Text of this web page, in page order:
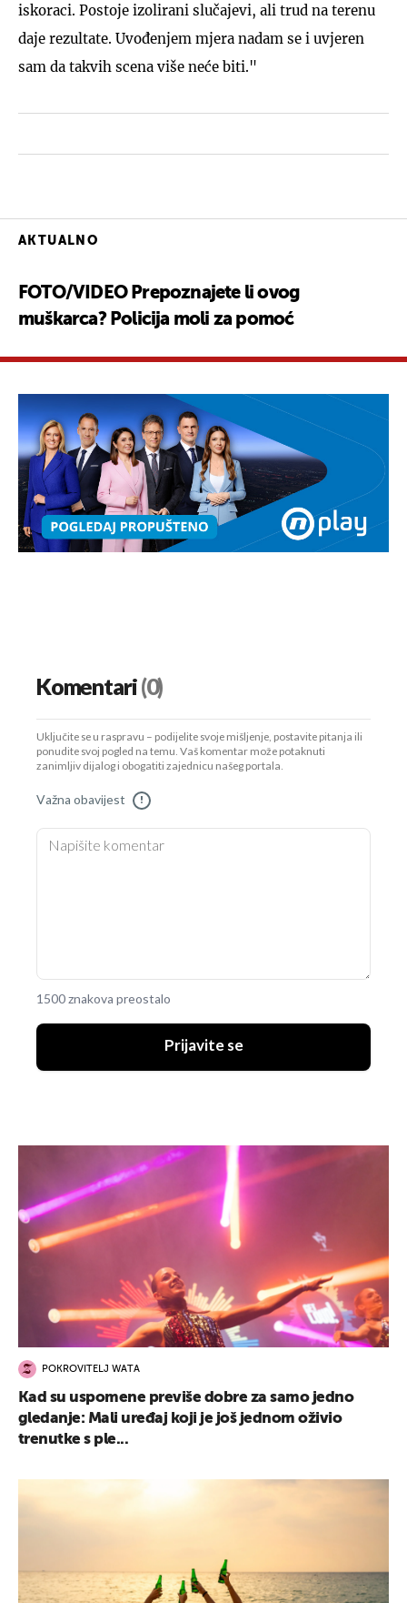
iskoraci. Postoje izolirani slučajevi, ali trud na terenu
daje rezultate. Uvođenjem mjera nadam se i uvjeren
sam da takvih scena više neće biti."
AKTUALNO
FOTO/VIDEO Prepoznajete li ovog
muškarca? Policija moli za pomoć
Komentari(0)
Uključite se u raspravu – podijelite svoje mišljenje, postavite pitanja ili
ponudite svoj pogled na temu. Vaš komentar može potaknuti
zanimljiv dijalog i obogatiti zajednicu našeg portala.
Važna obavijest !
1500 znakova preostalo
Prijavite se
POKROVITELJ WATA
Kad su uspomene previše dobre za samo jedno
gledanje: Mali uređaj koji je još jednom oživio
trenutke s ple...